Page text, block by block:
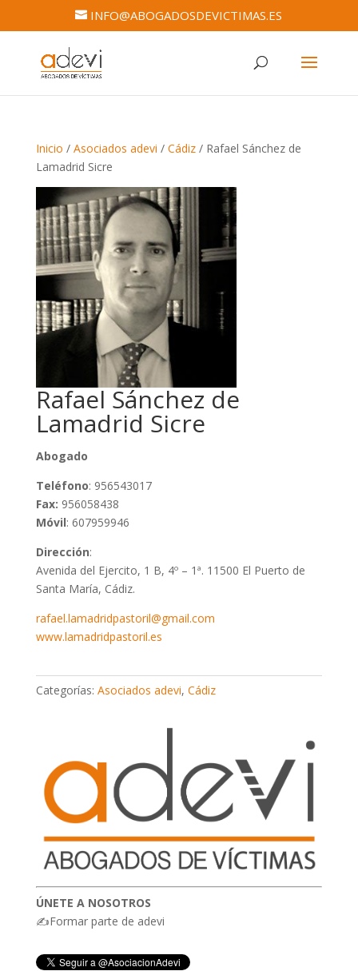
INFO@ABOGADOSDEVICTIMAS.ES
Inicio / Asociados adevi / Cádiz/ Rafael Sánchez de
Lamadrid Sicre
Rafael Sánchez de
Lamadrid Sicre
Abogado
Teléfono: 956543017
Fax: 956058438
Móvil: 607959946
Dirección:
Avenida del Ejercito, 1 B, 4º – 1ª. 11500 El Puerto de
Santa María, Cádiz.
rafael.lamadridpastoril@gmail.com
www.lamadridpastoril.es
Categorías: Asociados adevi, Cádiz
ÚNETE A NOSOTROS
✍Formar parte de adevi